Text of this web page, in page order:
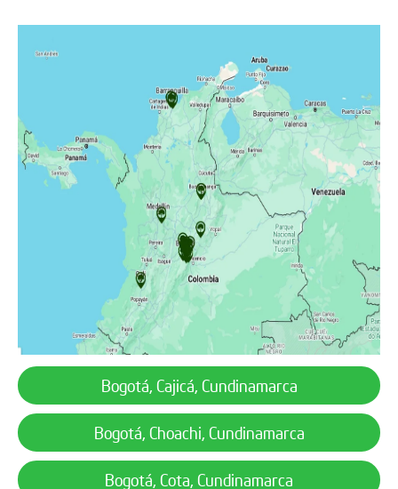
Bogotá, Cajicá, Cundinamarca
Bogotá, Choachi, Cundinamarca
Bogotá, Cota, Cundinamarca